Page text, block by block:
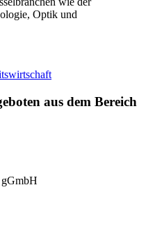
Optik und
aus dem Bereich